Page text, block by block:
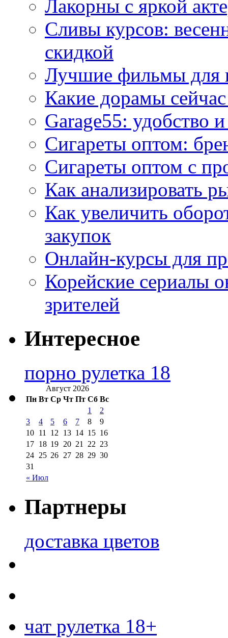
Лакорны с яркой
Сливы курсов:
скидкой
Лучшие фильмы для
Какие дорамы
Garage55: удобство
Сигареты оптом:
Сигареты оптом с
Как анализировать
Как увеличить
закупок
Онлайн-курсы для
Корейские сериалы
зрителей
Интересное
порно рулетка 18
Август 2026
Пн Вт Ср Чт Пт Сб Вс
« Июл
1
2
3
4 5 6 7 8
9
10 11 12 13 14 15 16
17 18 19 20 21 22 23
24 25 26 27 28 29 30
31
Партнеры
доставка цветов
чат рулетка 18+